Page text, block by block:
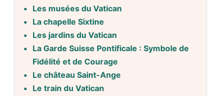
Les musées du Vatican
La chapelle Sixtine
Les jardins du Vatican
La Garde Suisse Pontificale : Symbole de
Fidélité et de Courage
Le château Saint-Ange
Le train du Vatican